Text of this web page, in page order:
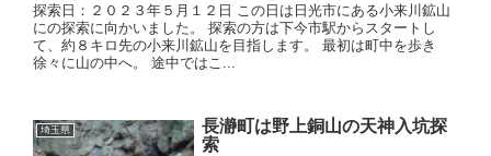
探索日：２０２３年５月１２日 この日は日光市にある小来川鉱山
にの探索に向かいました。 探索の方は下今市駅からスタートし
て、約８キロ先の小来川鉱山を目指します。 最初は町中を歩き
徐々に山の中へ。 途中ではこ...
埼玉県
長瀞町は野上銅山の天神入坑探
索